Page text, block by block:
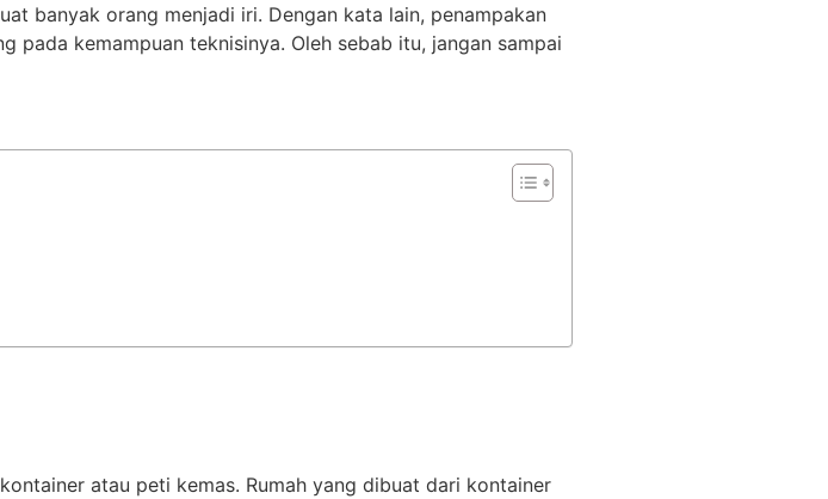
banyak orang menjadi iri. Dengan kata lain, penampakan
kemampuan teknisinya. Oleh sebab itu, jangan sampai
atau peti kemas. Rumah yang dibuat dari kontainer